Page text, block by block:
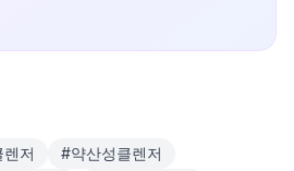
저 #약산성클렌저